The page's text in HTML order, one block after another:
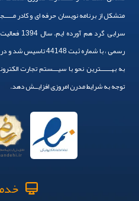
متشکل از برنامه نویسان حرفه ای و کادر
رسمی ، با شماره ثبت
به بهــــــترین نحو با سیـــستم تجارت
توجه به شرایط مدرن امروزی افزایــش دهد.